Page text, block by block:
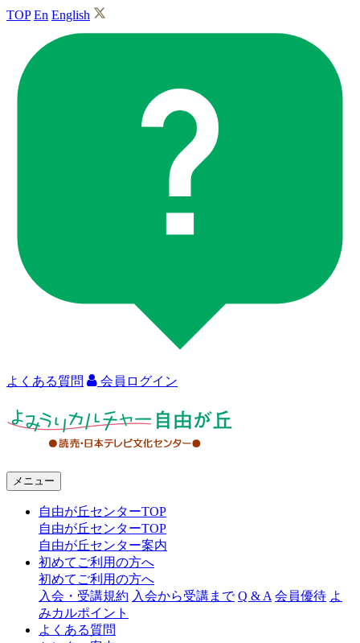
TOP En English
よくある質問 会員ログイン
ャ
メニュー
自由が丘センターTOP
自由が丘センターTOP
自由が丘センター案内
初めてご利用の方へ
初めてご利用の方へ
入会・受講規約 入会から受講まで Q & A 会員優待 よ
みカルポイント
よくある質問